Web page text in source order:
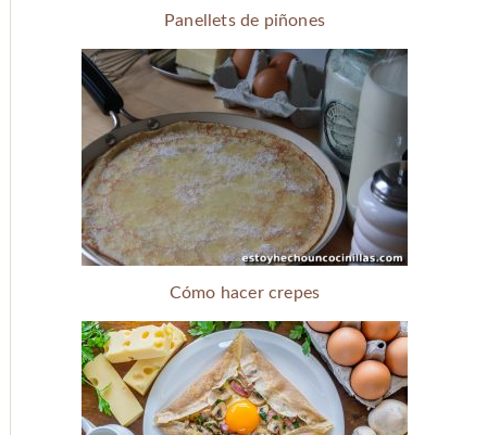
Panellets de piñones
Cómo hacer crepes